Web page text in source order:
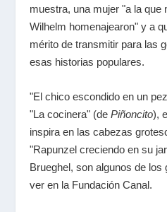
muestra, una mujer "a la que
Wilhelm homenajearon" y a
mérito de transmitir para las
esas historias populares.
"El chico escondido en un
"La cocinera" (dePiñoncito),
inspira en las cabezas
"Rapunzel creciendo en su
Brueghel, son algunos de los
ver en la Fundación Canal.